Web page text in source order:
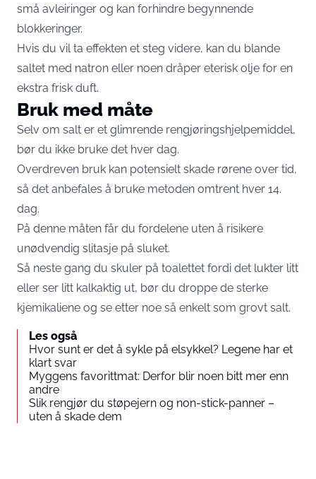
små avleiringer og kan forhindre begynnende
blokkeringer.
Hvis du vil ta effekten et steg videre, kan du blande
saltet med natron eller noen dråper eterisk olje for en
ekstra frisk duft.
Bruk med måte
Selv om salt er et glimrende rengjøringshjelpemiddel,
bør du ikke bruke det hver dag.
Overdreven bruk kan potensielt skade rørene over tid,
så det anbefales å bruke metoden omtrent hver 14.
dag.
På denne måten får du fordelene uten å risikere
unødvendig slitasje på sluket.
Så neste gang du skuler på toalettet fordi det lukter litt
eller ser litt kalkaktig ut, bør du droppe de sterke
kjemikaliene og se etter noe så enkelt som grovt salt.
Les også
Hvor sunt er det å sykle på elsykkel? Legene har et
klart svar
Myggens favorittmat: Derfor blir noen bitt mer enn
andre
Slik rengjør du støpejern og non-stick-panner –
uten å skade dem